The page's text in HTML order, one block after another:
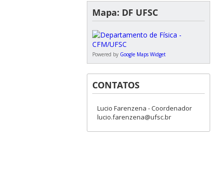
Mapa: DF UFSC
Powered by Google Maps Widget
CONTATOS
Lucio Farenzena - Coordenador
lucio.farenzena@ufsc.br